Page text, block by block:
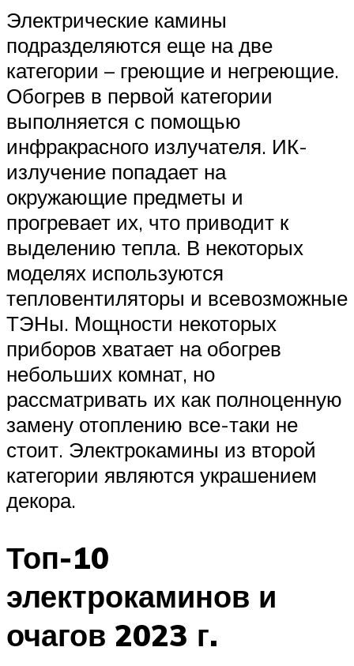
Электрические камины
подразделяются еще на две
категории – греющие и негреющие.
Обогрев в первой категории
выполняется с помощью
инфракрасного излучателя. ИК-
излучение попадает на
окружающие предметы и
прогревает их, что приводит к
выделению тепла. В некоторых
моделях используются
тепловентиляторы и всевозможные
ТЭНы. Мощности некоторых
приборов хватает на обогрев
небольших комнат, но
рассматривать их как полноценную
замену отоплению все-таки не
стоит. Электрокамины из второй
категории являются украшением
декора.
Топ-10
электрокаминов и
очагов 2023 г.